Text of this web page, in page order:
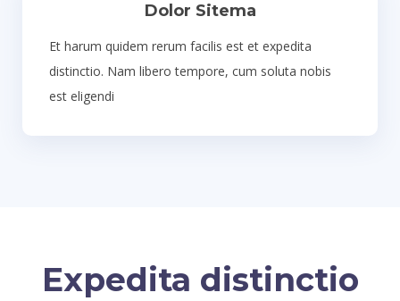
Dolor Sitema
Et harum quidem rerum facilis est et expedita
distinctio. Nam libero tempore, cum soluta nobis
est eligendi
Expedita distinctio